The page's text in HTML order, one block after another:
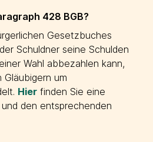
428 BGB?
Gesetzbuches
Schuldner seine Schulden
Wahl abbezahlen kann,
um
Hier finden Sie eine
den entsprechenden